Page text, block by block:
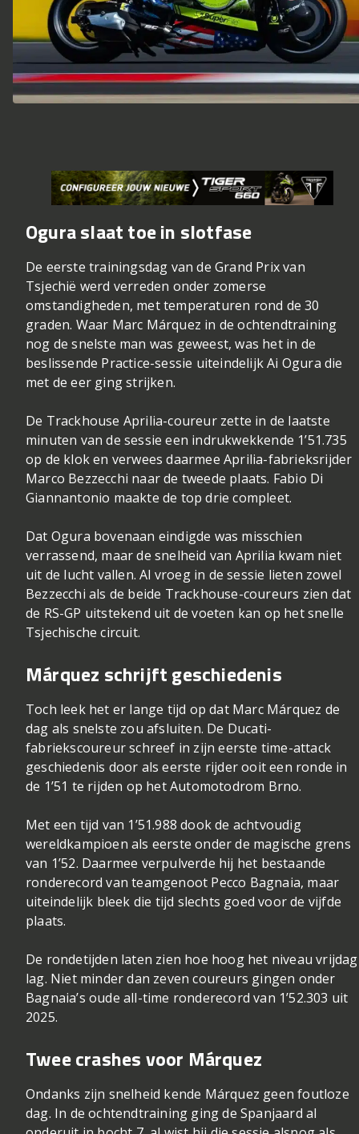
Ogura slaat toe in slotfase
De eerste trainingsdag van de Grand Prix van
Tsjechië werd verreden onder zomerse
omstandigheden, met temperaturen rond de 30
graden. Waar Marc Márquez in de ochtendtraining
nog de snelste man was geweest, was het in de
beslissende Practice-sessie uiteindelijk Ai Ogura die
met de eer ging strijken.
De Trackhouse Aprilia-coureur zette in de laatste
minuten van de sessie een indrukwekkende 1’51.735
op de klok en verwees daarmee Aprilia-fabrieksrijder
Marco Bezzecchi naar de tweede plaats. Fabio Di
Giannantonio maakte de top drie compleet.
Dat Ogura bovenaan eindigde was misschien
verrassend, maar de snelheid van Aprilia kwam niet
uit de lucht vallen. Al vroeg in de sessie lieten zowel
Bezzecchi als de beide Trackhouse-coureurs zien dat
de RS-GP uitstekend uit de voeten kan op het snelle
Tsjechische circuit.
Márquez schrijft geschiedenis
Toch leek het er lange tijd op dat Marc Márquez de
dag als snelste zou afsluiten. De Ducati-
fabriekscoureur schreef in zijn eerste time-attack
geschiedenis door als eerste rijder ooit een ronde in
de 1’51 te rijden op het Automotodrom Brno.
Met een tijd van 1’51.988 dook de achtvoudig
wereldkampioen als eerste onder de magische grens
van 1’52. Daarmee verpulverde hij het bestaande
ronderecord van teamgenoot Pecco Bagnaia, maar
uiteindelijk bleek die tijd slechts goed voor de vijfde
plaats.
De rondetijden laten zien hoe hoog het niveau vrijdag
lag. Niet minder dan zeven coureurs gingen onder
Bagnaia’s oude all-time ronderecord van 1’52.303 uit
2025.
Twee crashes voor Márquez
Ondanks zijn snelheid kende Márquez geen foutloze
dag. In de ochtendtraining ging de Spanjaard al